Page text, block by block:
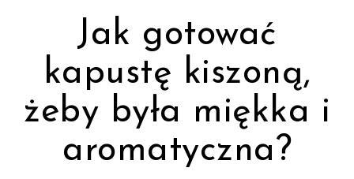
Jak gotować
kapustę kiszoną,
żeby była miękka i
aromatyczna?